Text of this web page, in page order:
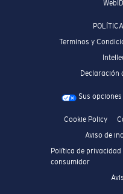
Terminos y
Declaración
Sus
Cookie Policy
Aviso de
Política de
consumidor